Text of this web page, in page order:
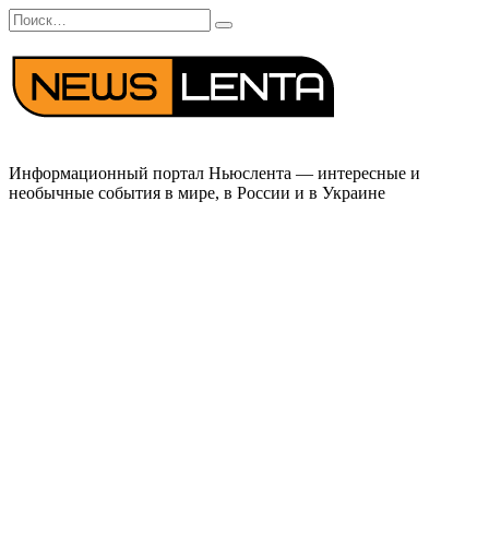
Перейти
к
содержанию
Search
for:
Информационный портал Ньюслента — интересные и
необычные события в мире, в России и в Украине